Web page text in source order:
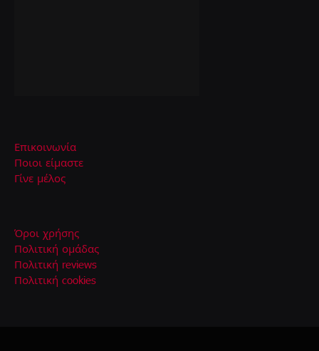
Επικοινωνία
Ποιοι είμαστε
Γίνε μέλος
Όροι χρήσης
Πολιτική ομάδας
Πολιτική reviews
Πολιτική cookies